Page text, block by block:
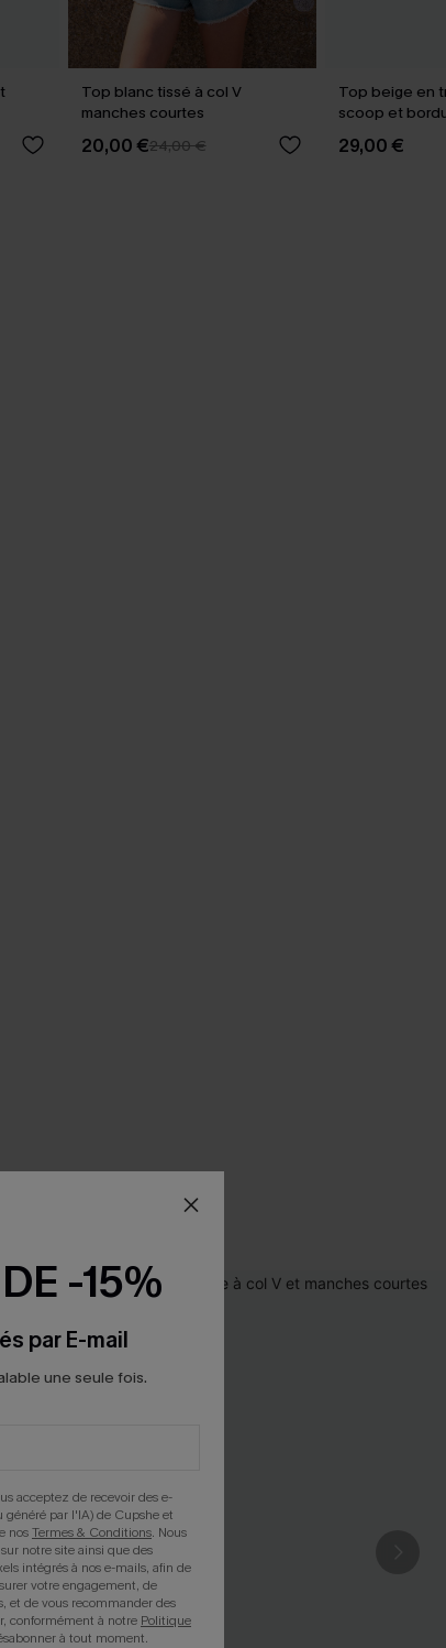
Top blanc tissé à col V
manches courtes
20,00 €24,00 €
Top beige en
scoop et
29,00 €
-15%
par E-mail
une seule fois.
acceptez de recevoir des e-
par l'IA) de Cupshe et
nosTermes & Conditions. Nous
notre site ainsi que des
intégrés à nos e-mails, afin de
votre engagement, de
et de vous recommander des
conformément à notre Politique
à tout moment.